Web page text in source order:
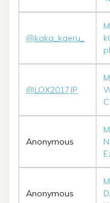
@kaka_kaeru_
@LOX2017JP
Anonymous
Anonymous